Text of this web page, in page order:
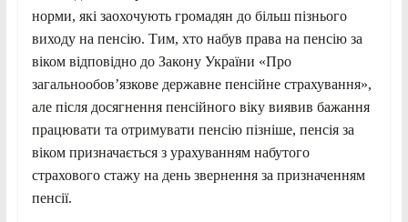
норми, які заохочують громадян до більш пізнього
виходу на пенсію. Тим, хто набув права на пенсію за
віком відповідно до Закону України «Про
загальнообов’язкове державне пенсійне страхування»,
але після досягнення пенсійного віку виявив бажання
працювати та отримувати пенсію пізніше, пенсія за
віком призначається з урахуванням набутого
страхового стажу на день звернення за призначенням
пенсії.